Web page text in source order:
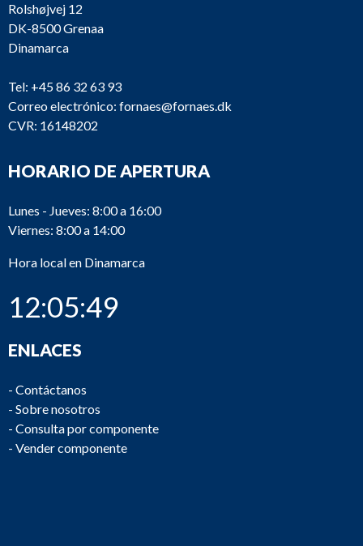
Rolshøjvej 12
DK-8500 Grenaa
Dinamarca
Tel: +45 86 32 63 93
Correo electrónico: fornaes@fornaes.dk
CVR: 16148202
HORARIO DE APERTURA
Lunes - Jueves: 8:00 a 16:00
Viernes: 8:00 a 14:00
Hora local en Dinamarca
12:05:49
ENLACES
- Contáctanos
- Sobre nosotros
- Consulta por componente
- Vender componente